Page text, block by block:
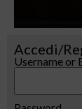
Accedi/
Username or